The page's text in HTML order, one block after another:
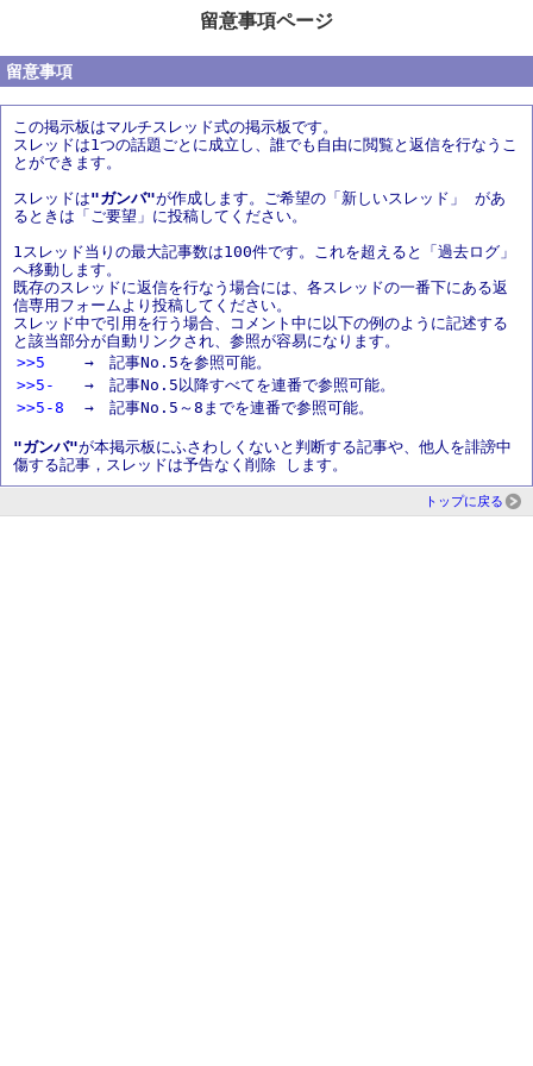
留意事項ページ
留意事項
この掲示板はマルチスレッド式の掲示板です。
スレッドは1つの話題ごとに成立し、誰でも自由に閲覧と返信を行なうこ
とができます。
スレッドは"ガンバ"が作成します。ご希望の「新しいスレッド」 があ
るときは「ご要望」に投稿してください。
1スレッド当りの最大記事数は100件です。これを超えると「過去ログ」
へ移動します。
既存のスレッドに返信を行なう場合には、各スレッドの一番下にある返
信専用フォームより投稿してください。
スレッド中で引用を行う場合、コメント中に以下の例のように記述する
と該当部分が自動リンクされ、参照が容易になります。
>>5
→ 記事No.5を参照可能。
>>5-
→ 記事No.5以降すべてを連番で参照可能。
>>5-8
→ 記事No.5～8までを連番で参照可能。
"ガンバ"が本掲示板にふさわしくないと判断する記事や、他人を誹謗中
傷する記事，スレッドは予告なく削除 します。
トップに戻る